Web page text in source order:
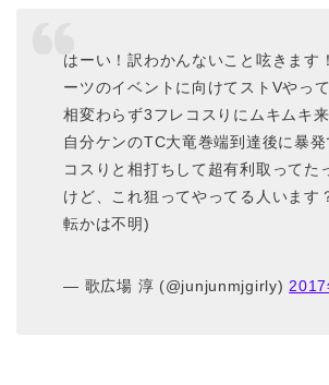
はーい！訳わかんないこと呟きます
ーツのイベントに向けてストVやっ
相変わらず3フレコスりにムキムキ
自分ケンのTC大竜巻端到達後に暴
コスりと相打ちして超有利取ってた
けど、これ狙ってやってる人います
転かは不明)
— 歌広場 淳 (@junjunmjgirly) 2017